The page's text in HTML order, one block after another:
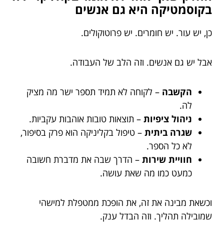
בקוסמטיקה היא גם אנשים
כן, יש עור. יש חומרים. יש פרוטוקולים.
אבל יש גם אנשים. וזה הלב של העבודה.
הקשבה – לקוחה לא תמיד תספר ישר מה מציק
לה.
ניהול ציפיות – תוצאות טובות אוהבות עקביות.
שגרה ביתית – טיפול בקליניקה הוא פרק בסיפור,
לא כל הספר.
חוויית שירות – הדרך שבה את מדברת חשובה
כמעט כמו מה שאת עושה.
וכשאת מבינה את זה, את הופכת ממטפלת למישהי
שמובילה תהליך. וזה הבדל ענק.